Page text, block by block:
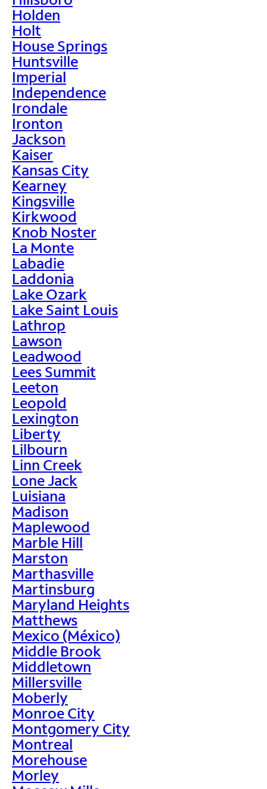
Holden
Holt
House Springs
Huntsville
Imperial
Independence
Irondale
Ironton
Jackson
Kaiser
Kansas City
Kearney
Kingsville
Kirkwood
Knob Noster
La Monte
Labadie
Laddonia
Lake Ozark
Lake Saint Louis
Lathrop
Lawson
Leadwood
Lees Summit
Leeton
Leopold
Lexington
Liberty
Lilbourn
Linn Creek
Lone Jack
Luisiana
Madison
Maplewood
Marble Hill
Marston
Marthasville
Martinsburg
Maryland Heights
Matthews
Mexico (México)
Middle Brook
Middletown
Millersville
Moberly
Monroe City
Montgomery City
Montreal
Morehouse
Morley